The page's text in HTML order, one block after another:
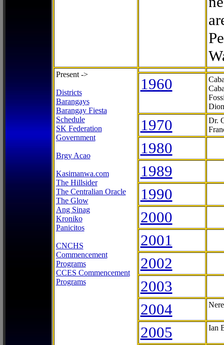
Present ->
Districts
Barangays
Barangay Fiesta
Schedule
SK Federation
Government
Brgy Acao
Kasimanwa.com
The Hillsider
The Centralian Oracle
The Glow
Ang Sinag
Kroniko
Panicitos
CNCHS
Commencement
Programs
CCES Commencement
Programs
1960
1970
Dr.
1980
1989
1990
2000
2001
2002
2003
2004
2005 Ian